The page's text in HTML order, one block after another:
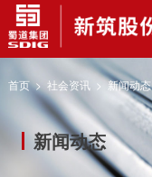
首页> 社会资讯 >新闻动态
新闻动态